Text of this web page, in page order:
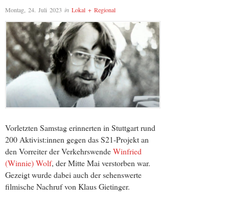
Montag, 24. Juli 2023 in Lokal + Regional
Vorletzten Samstag erinnerten in Stuttgart rund
200 Aktivist:innen gegen das S21-Projekt an
den Vorreiter der VerkehrswendeWinfried
(Winnie) Wolf, der Mitte Mai verstorben war.
Gezeigt wurde dabei auch der sehenswerte
filmische Nachruf von Klaus Gietinger.